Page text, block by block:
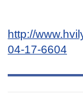
http://
04-17-6604